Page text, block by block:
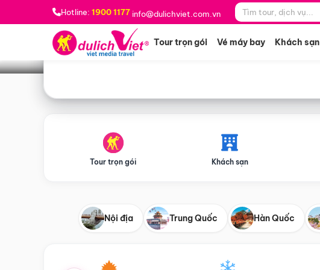
Hotline: 1900 1177 info@dulichviet.com.vn
Tour trọn gói Vé máy bay Khách sạn
Bạn muốn đi đâu? *
Tour trọn gói Khách sạn
Nội địa Trung Quốc Hàn Quốc